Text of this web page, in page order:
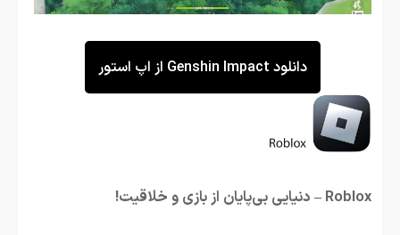
دانلود Genshin Impact از اپ استور
Roblox – دنیایی بی‌پایان از بازی و خلاقیت!